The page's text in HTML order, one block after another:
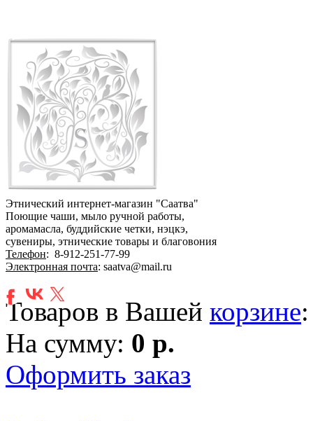
Этнический интернет-магазин "Саатва"
Поющие чаши, мыло ручной работы,
аромамасла, буддийские четки, нэцкэ,
сувениры, этнические товары и благовония
Телефон: 8-912-251-77-99
Электронная почта: saatva@mail.ru
Товаров в Вашей корзине
На сумму: 0 р.
Оформить заказ